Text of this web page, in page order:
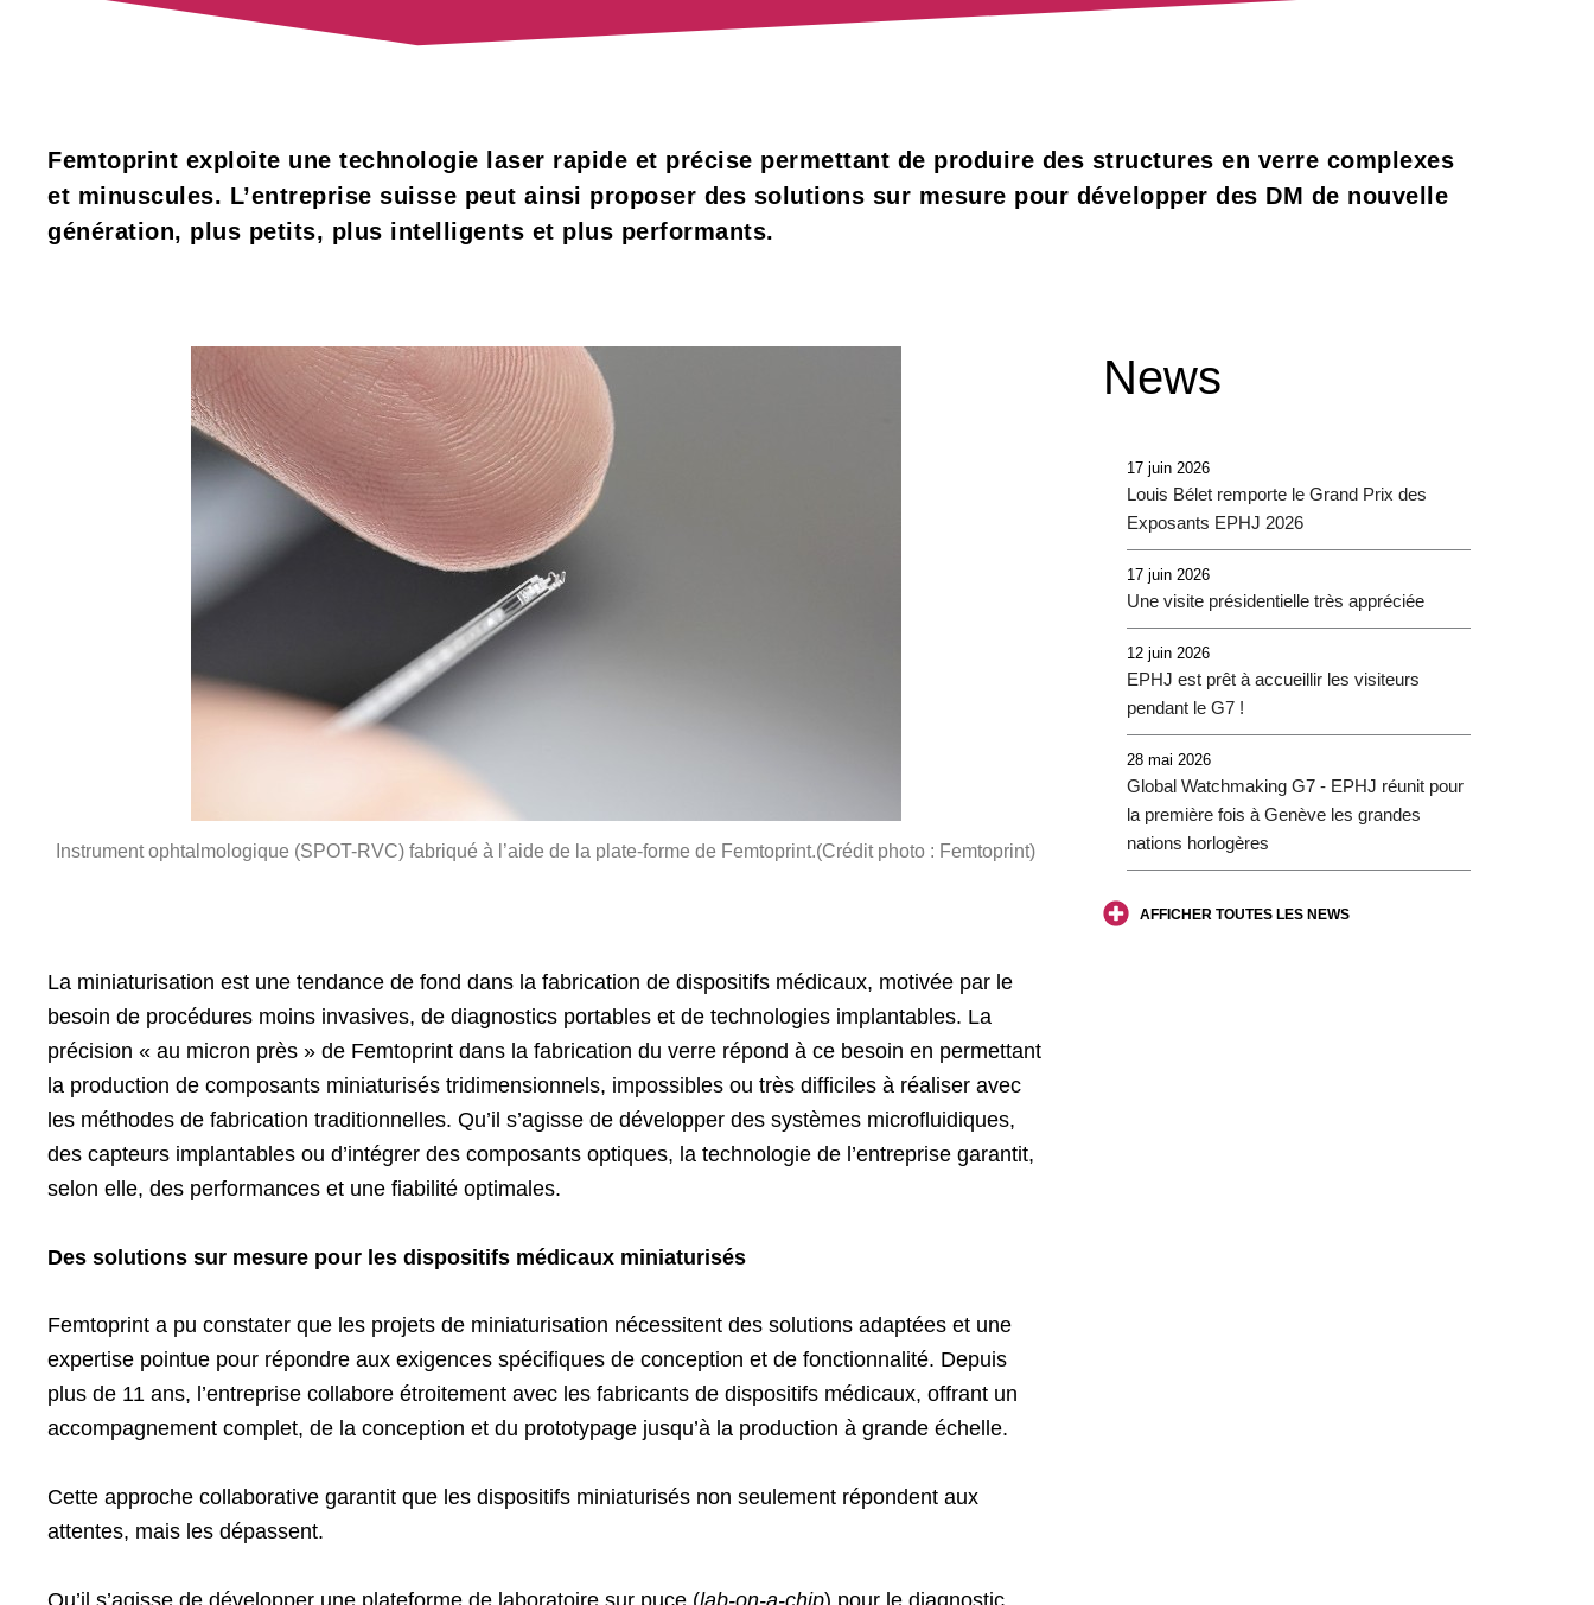
Femtoprint exploite une technologie laser rapide et précise permettant de produire des structures en verre complexes
et minuscules. L’entreprise suisse peut ainsi proposer des solutions sur mesure pour développer des DM de nouvelle
génération, plus petits, plus intelligents et plus performants.
Instrument ophtalmologique (SPOT-RVC) fabriqué à l’aide de la plate-forme de Femtoprint.(Crédit photo : Femtoprint)
La miniaturisation est une tendance de fond dans la fabrication de dispositifs médicaux, motivée par le
besoin de procédures moins invasives, de diagnostics portables et de technologies implantables. La
précision « au micron près » de Femtoprint dans la fabrication du verre répond à ce besoin en permettant
la production de composants miniaturisés tridimensionnels, impossibles ou très difficiles à réaliser avec
les méthodes de fabrication traditionnelles. Qu’il s’agisse de développer des systèmes microfluidiques,
des capteurs implantables ou d’intégrer des composants optiques, la technologie de l’entreprise garantit,
selon elle, des performances et une fiabilité optimales.
Des solutions sur mesure pour les dispositifs médicaux miniaturisés
Femtoprint a pu constater que les projets de miniaturisation nécessitent des solutions adaptées et une
expertise pointue pour répondre aux exigences spécifiques de conception et de fonctionnalité. Depuis
plus de 11 ans, l’entreprise collabore étroitement avec les fabricants de dispositifs médicaux, offrant un
accompagnement complet, de la conception et du prototypage jusqu’à la production à grande échelle.
Cette approche collaborative garantit que les dispositifs miniaturisés non seulement répondent aux
attentes, mais les dépassent.
Qu’il s’agisse de développer une plateforme de laboratoire sur puce (lab-on-a-chip) pour le diagnostic
News
17 juin 2026
Louis Bélet remporte le Grand Prix des
Exposants EPHJ 2026
17 juin 2026
Une visite présidentielle très appréciée
12 juin 2026
EPHJ est prêt à accueillir les visiteurs
pendant le G7 !
28 mai 2026
Global Watchmaking G7 - EPHJ réunit pour
la première fois à Genève les grandes
nations horlogères
AFFICHER TOUTES LES NEWS